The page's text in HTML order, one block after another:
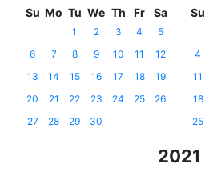
Su Mo Tu We Th Fr Sa
1 2 3 4
5
6
7 8 9 10 11
12
13
14 15 16 17 18
19
20
21 22 23 24 25
26
27
28 29 30
Su
4
11
18
25
2021